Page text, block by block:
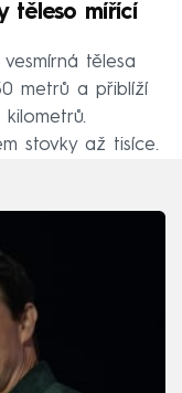
těleso mířící
tělesa
metrů a přiblíží
stovky až tisíce.